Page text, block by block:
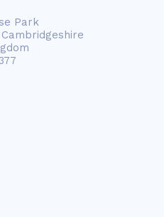
Park